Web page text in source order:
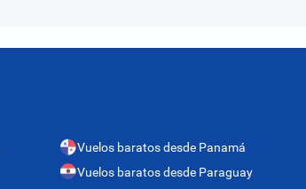
Vuelos baratos desde Panamá
Vuelos baratos desde Paraguay